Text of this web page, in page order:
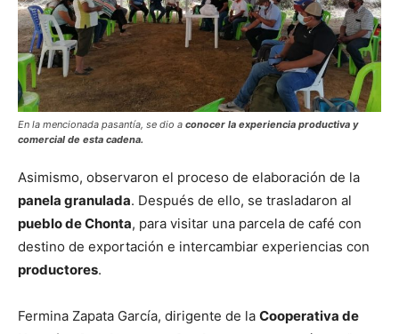
En la mencionada pasantía, se dio a conocer la experiencia productiva y
comercial de esta cadena.
Asimismo, observaron el proceso de elaboración de la
panela granulada. Después de ello, se trasladaron al
pueblo de Chonta, para visitar una parcela de café con
destino de exportación e intercambiar experiencias con
productores.
Fermina Zapata García, dirigente de la Cooperativa de